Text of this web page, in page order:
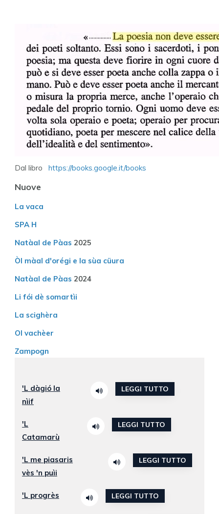
Dal libro https://books.google.it/books
Nuove
La vaca
SPA H
Natàal de Pàas 2025
Òl màal d'orégi e la sùa cüura
Natàal de Pàas 2024
Li fói dè somartìi
La scighèra
Ol vachèer
Zampogn
'L dàgió la
nìif
LEGGI TUTTO
'L
Catamarù
LEGGI TUTTO
'L me piasaris
vès 'n puìi
LEGGI TUTTO
'L progrès LEGGI TUTTO